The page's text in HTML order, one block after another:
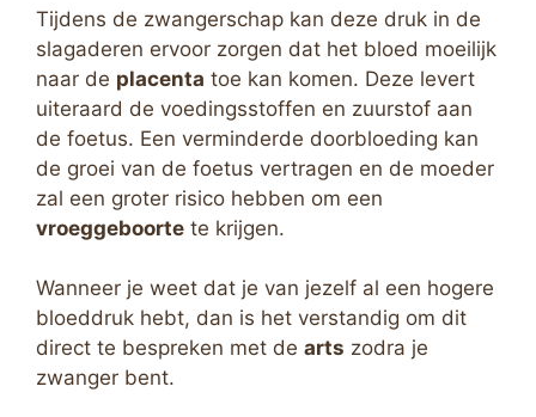
Tijdens de zwangerschap kan deze druk in de
slagaderen ervoor zorgen dat het bloed moeilijk
naar de placenta toe kan komen. Deze levert
uiteraard de voedingsstoffen en zuurstof aan
de foetus. Een verminderde doorbloeding kan
de groei van de foetus vertragen en de moeder
zal een groter risico hebben om een
vroeggeboorte te krijgen.
Wanneer je weet dat je van jezelf al een hogere
bloeddruk hebt, dan is het verstandig om dit
direct te bespreken met de arts zodra je
zwanger bent.